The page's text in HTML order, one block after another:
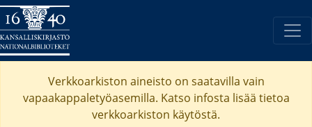
Verkkoarkiston aineisto on saatavilla vain
vapaakappaletyöasemilla. Katso infosta lisää tietoa
verkkoarkiston käytöstä.